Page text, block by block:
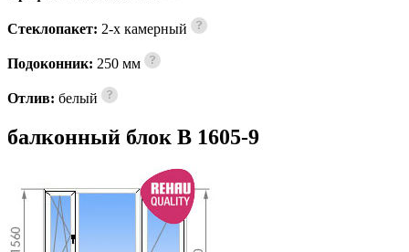
Стеклопакет: 2-х камерный
Подоконник: 250 мм
Отлив: белый
балконный блок В 1605-9